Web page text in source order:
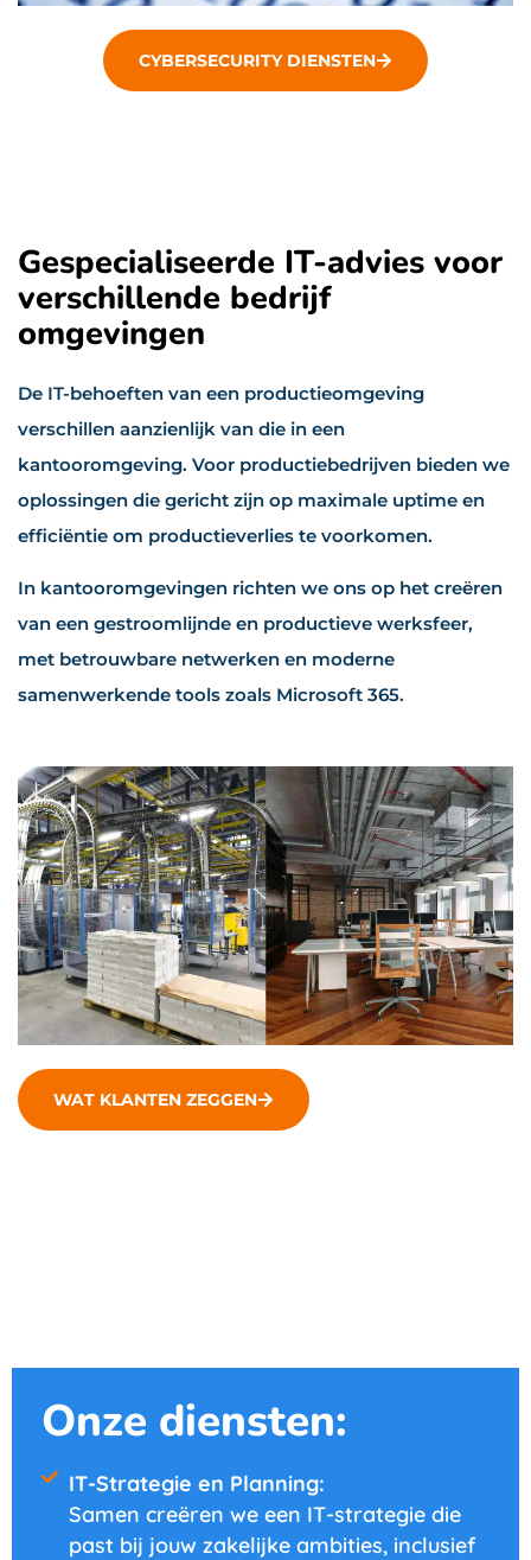
CYBERSECURITY DIENSTEN
WAT KLANTEN ZEGGEN
Gespecialiseerde IT-advies voor
verschillende bedrijf
omgevingen
De IT-behoeften van een productieomgeving
verschillen aanzienlijk van die in een
kantooromgeving. Voor productiebedrijven bieden we
oplossingen die gericht zijn op maximale uptime en
efficiëntie om productieverlies te voorkomen.
In kantooromgevingen richten we ons op het creëren
van een gestroomlijnde en productieve werksfeer,
met betrouwbare netwerken en moderne
samenwerkende tools zoals Microsoft 365.
Onze diensten:
IT-Strategie en Planning:
Samen creëren we een IT-strategie die
past bij jouw zakelijke ambities, inclusief